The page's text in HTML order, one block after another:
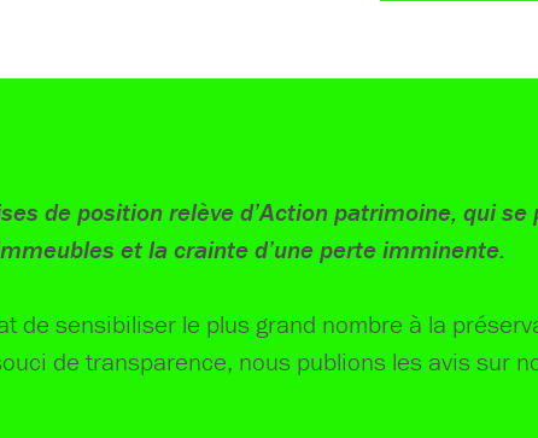
de position relève d’Action patrimoine, qui
et la crainte d’une perte imminente.
de sensibiliser le plus grand nombre à la
de transparence, nous publions les avis sur